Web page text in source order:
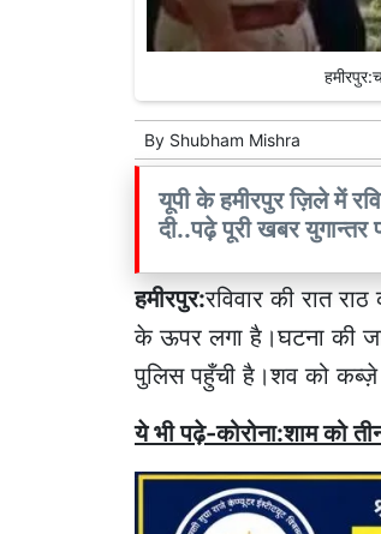
By Shubham Mishra
यूपी के हमीरपुर ज़िले में
दी..पढ़े पूरी खबर युगान्तर
हमीरपुर:रविवार की रात
के ऊपर लगा है।घटना की
पुलिस पहुँची है।शव को कब्ज़े
ये भी पढ़े-कोरोना:शाम को